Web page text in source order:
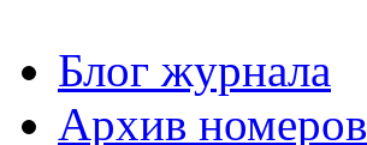
Блог журнала
Архив номеров